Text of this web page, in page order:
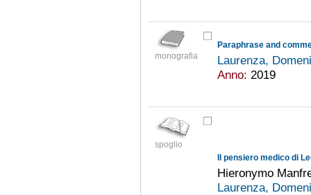
monografia
Paraphrase and
Laurenza,
Anno: 2019
spoglio
Il pensiero medico di
Hieronymo
Laurenza,